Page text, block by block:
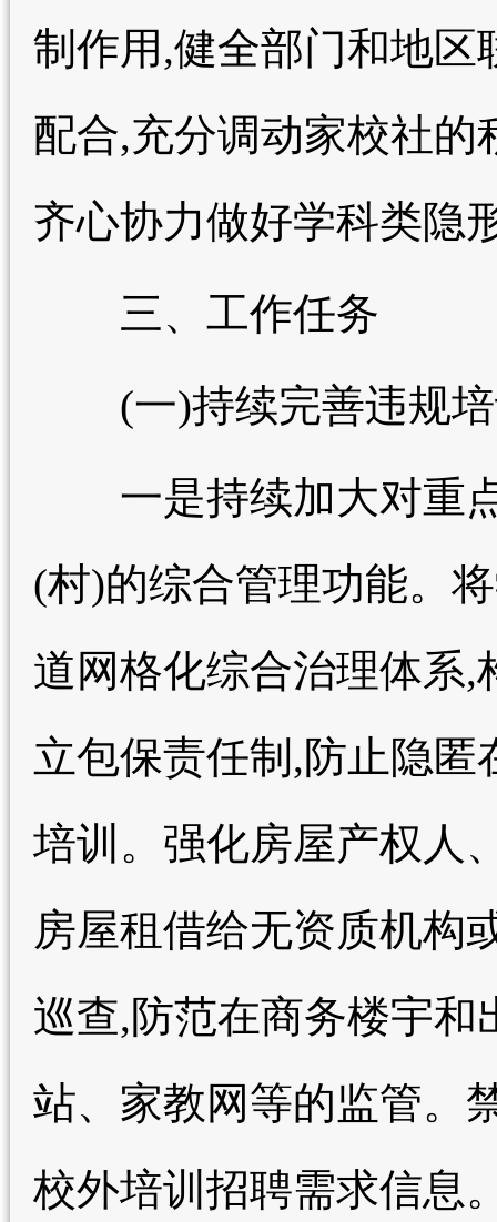
制作用,健全部门和地区
配合,充分调动家校社
齐心协力做好学科类隐
三、工作任务
(一)持续完善违规培
一是持续加大对重点
(村)的综合管理功能。
道网格化综合治理体系
立包保责任制,防止隐
培训。强化房屋产权人
房屋租借给无资质机构
巡查,防范在商务楼宇
站、家教网等的监管。
校外培训招聘需求信息